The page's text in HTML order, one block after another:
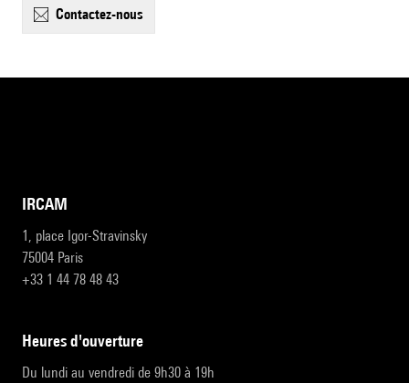
contactez-nous
IRCAM
1, place Igor-Stravinsky
75004 Paris
+33 1 44 78 48 43
heures d'ouverture
Du lundi au vendredi de 9h30 à 19h